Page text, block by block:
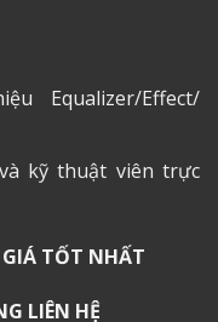
Equalizer/Effect/
kỹ thuật viên trực
TỐT NHẤT
LIÊN HỆ